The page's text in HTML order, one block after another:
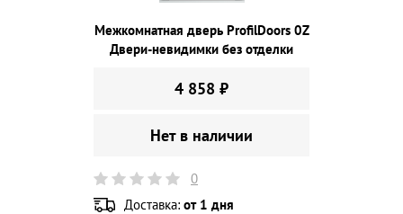
Межкомнатная дверь ProfilDoors 0Z
Двери-невидимки без отделки
4 858 ₽
Нет в наличии
0
Доставка: от 1 дня